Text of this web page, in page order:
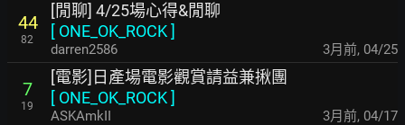
44
82
[閒聊] 4/25場心得&閒聊
[ ONE_OK_ROCK]
darren2586 3月前, 04/25
7
19
[電影]日產場電影觀賞請益兼揪團
[ ONE_OK_ROCK]
ASKAmkII 3月前, 04/17